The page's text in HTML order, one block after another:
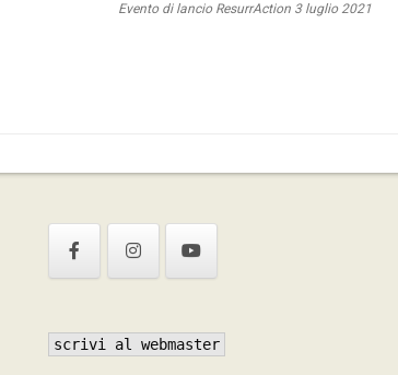
Evento di lancio ResurrAction 3 luglio 2021
scrivi al webmaster